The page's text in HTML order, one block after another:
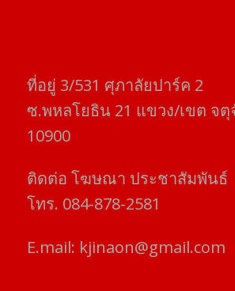
ที่อยู่​ 3/531​ ศุภาลัยปาร์ค​ 2
ซ.พหลโยธิน​ 21​ แขวง/เขต​ จตุ
10900
ติดต่อ​ โฆษณา​ ประชาสัมพันธ์
โทร​. 084-878-2581
E.mail: kjinaon@gmail.com